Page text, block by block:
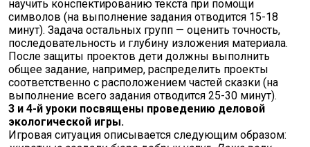
научить конспектированию текста при помощи
символов (на выполнение задания отводится 15-18
минут). Задача остальных групп — оценить точ­ность,
последовательность и глубину изложения материала.
После защиты проектов дети должны выполнить
общее задание, например, распределить проекты
соответственно с распо­ложением частей сказки (на
выполнение всего задания отводится 25-30 минут).
3 и 4-й уроки посвящены проведению деловой
экологической игры.
Игровая ситуация описывается следующим образом: